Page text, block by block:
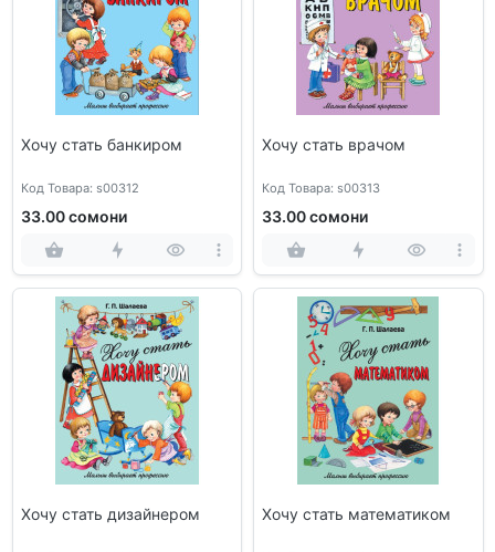
Хочу стать банкиром
Код Товара: s00312
33.00 сомони
Хочу стать врачом
Код Товара: s00313
33.00 сомони
Хочу стать дизайнером Хочу стать математиком